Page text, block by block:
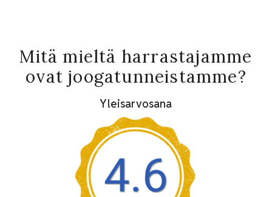
Mitä mieltä harrastajamme
ovat joogatunneistamme?
Yleisarvosana